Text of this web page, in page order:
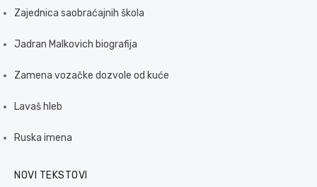
Zajednica saobraćajnih škola
Jadran Malkovich biografija
Zamena vozačke dozvole od kuće
Lavaš hleb
Ruska imena
NOVI TEKSTOVI